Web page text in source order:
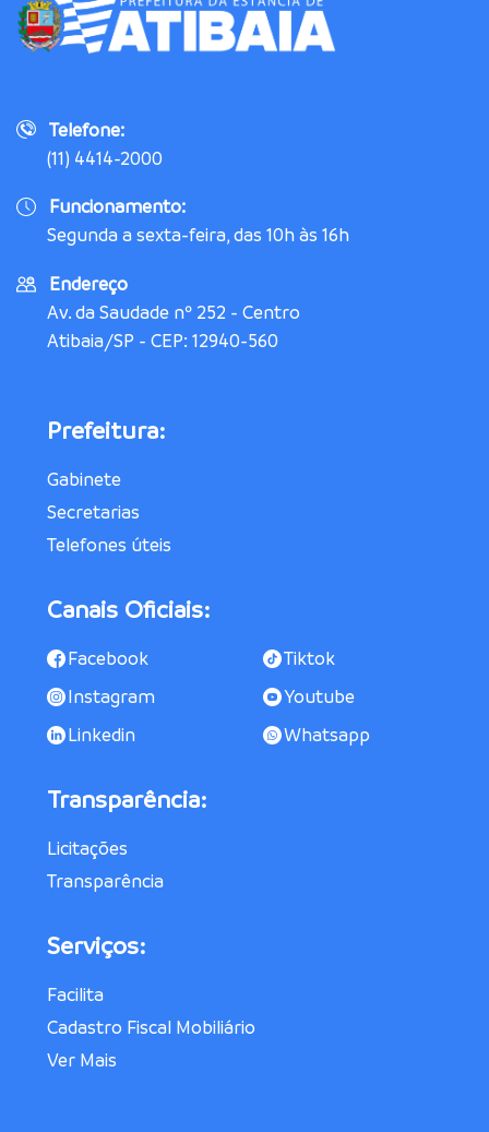
Telefone:
(11) 4414-2000
Funcionamento:
Segunda a sexta-feira, das 10h às 16h
Endereço
Av. da Saudade nº 252 - Centro
Atibaia/SP - CEP: 12940-560
Prefeitura:
Gabinete
Secretarias
Telefones úteis
Canais Oficiais:
Facebook
Tiktok
Instagram
Youtube
Linkedin
Whatsapp
Transparência:
Licitações
Transparência
Serviços:
Facilita
Cadastro Fiscal Mobiliário
Ver Mais